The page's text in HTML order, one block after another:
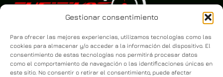
Gestionar consentimiento
Para ofrecer las mejores experiencias, utilizamos tecnologías como las
cookies para almacenar y/o acceder a la información del dispositivo. El
consentimiento de estas tecnologías nos permitirá procesar datos
como el comportamiento de navegación o las identificaciones únicas en
este sitio. No consentir o retirar el consentimiento, puede afectar